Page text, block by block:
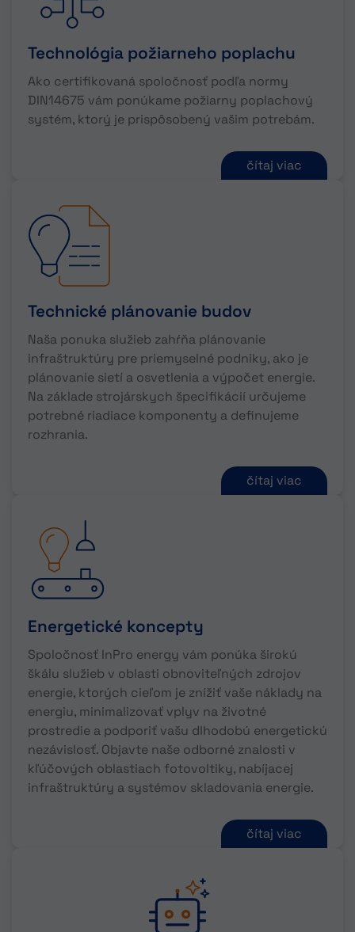
Technológia požiarneho poplachu
Ako certifikovaná spoločnosť podľa normy
DIN14675 vám ponúkame požiarny poplachový
systém, ktorý je prispôsobený vašim potrebám.
čítaj viac
Technické plánovanie budov
Naša ponuka služieb zahŕňa plánovanie
infraštruktúry pre priemyselné podniky, ako je
plánovanie sietí a osvetlenia a výpočet energie.
Na základe strojárskych špecifikácií určujeme
potrebné riadiace komponenty a definujeme
rozhrania.
čítaj viac
Energetické koncepty
Spoločnosť InPro energy vám ponúka širokú
škálu služieb v oblasti obnoviteľných zdrojov
energie, ktorých cieľom je znížiť vaše náklady na
energiu, minimalizovať vplyv na životné
prostredie a podporiť vašu dlhodobú energetickú
nezávislosť. Objavte naše odborné znalosti v
kľúčových oblastiach fotovoltiky, nabíjacej
infraštruktúry a systémov skladovania energie.
čítaj viac